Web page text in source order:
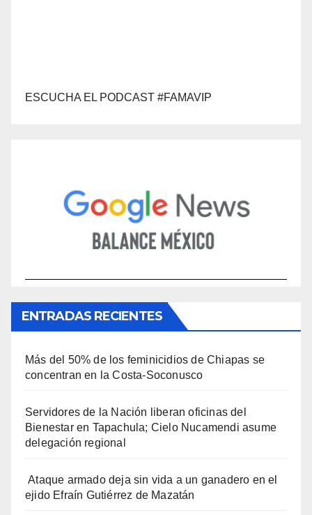
ESCUCHA EL PODCAST #FAMAVIP
ENTRADAS RECIENTES
Más del 50% de los feminicidios de Chiapas se
concentran en la Costa-Soconusco
Servidores de la Nación liberan oficinas del
Bienestar en Tapachula; Cielo Nucamendi asume
delegación regional
Ataque armado deja sin vida a un ganadero en el
ejido Efraín Gutiérrez de Mazatán